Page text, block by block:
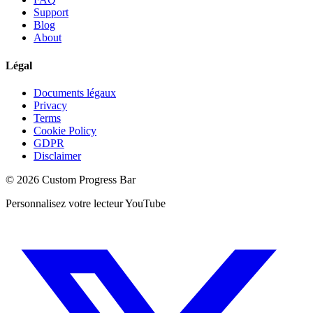
Support
Blog
About
Légal
Documents légaux
Privacy
Terms
Cookie Policy
GDPR
Disclaimer
© 2026 Custom Progress Bar
Personnalisez votre lecteur YouTube